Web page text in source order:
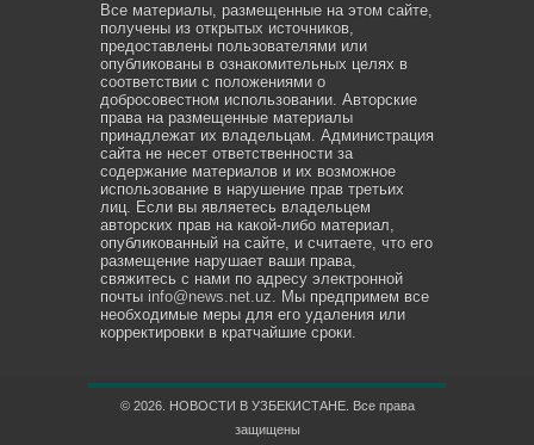
Все материалы, размещенные на этом сайте,
получены из открытых источников,
предоставлены пользователями или
опубликованы в ознакомительных целях в
соответствии с положениями о
добросовестном использовании. Авторские
права на размещенные материалы
принадлежат их владельцам. Администрация
сайта не несет ответственности за
содержание материалов и их возможное
использование в нарушение прав третьих
лиц. Если вы являетесь владельцем
авторских прав на какой-либо материал,
опубликованный на сайте, и считаете, что его
размещение нарушает ваши права,
свяжитесь с нами по адресу электронной
почты info@news.net.uz. Мы предпримем все
необходимые меры для его удаления или
корректировки в кратчайшие сроки.
© 2026. НОВОСТИ В УЗБЕКИСТАНЕ. Все права
защищены